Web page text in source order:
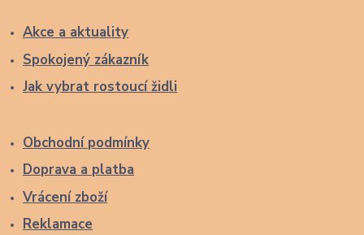
Akce a aktuality
Spokojený zákazník
Jak vybrat rostoucí židli
Obchodní podmínky
Doprava a platba
Vrácení zboží
Reklamace